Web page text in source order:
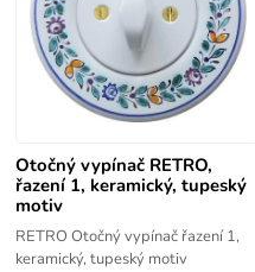
Otočný vypínač RETRO,
řazení 1, keramický, tupeský
motiv
RETRO Otočný vypínač řazení 1,
keramický, tupeský motiv